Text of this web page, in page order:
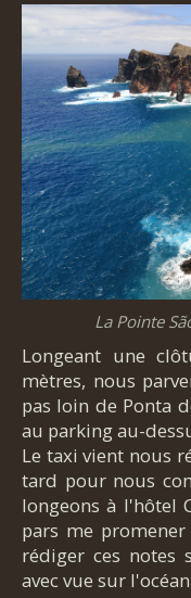
La Pointe
Longeant une
mètres, nous
pas loin de Ponta
au parking au-
Le taxi vient nous
tard pour nous
longeons à l'hôtel
pars me
rédiger ces notes
avec vue sur